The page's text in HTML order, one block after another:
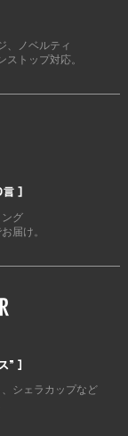
、ノベルティ
トップ対応。
グ
届け。
シェラカップなど